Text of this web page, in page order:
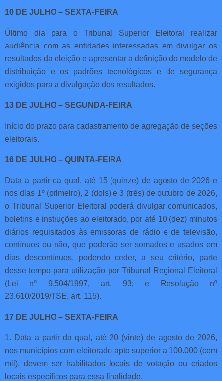
10 DE JULHO – SEXTA-FEIRA
Último dia para o Tribunal Superior Eleitoral realizar
audiência com as entidades interessadas em divulgar os
resultados da eleição e apresentar a definição do modelo de
distribuição e os padrões tecnológicos e de segurança
exigidos para a divulgação dos resultados.
13 DE JULHO – SEGUNDA-FEIRA
Início do prazo para cadastramento de agregação de seções
eleitorais.
16 DE JULHO – QUINTA-FEIRA
Data a partir da qual, até 15 (quinze) de agosto de 2026 e
nos dias 1º (primeiro), 2 (dois) e 3 (três) de outubro de 2026,
o Tribunal Superior Eleitoral poderá divulgar comunicados,
boletins e instruções ao eleitorado, por até 10 (dez) minutos
diários requisitados às emissoras de rádio e de televisão,
contínuos ou não, que poderão ser somados e usados em
dias descontínuos, podendo ceder, a seu critério, parte
desse tempo para utilização por Tribunal Regional Eleitoral
(Lei nº 9.504/1997, art. 93; e Resolução nº
23.610/2019/TSE, art. 115).
17 DE JULHO – SEXTA-FEIRA
1. Data a partir da qual, até 20 (vinte) de agosto de 2026,
nos municípios com eleitorado apto superior a 100.000 (cem
mil), devem ser habilitados locais de votação ou criados
locais específicos para essa finalidade.